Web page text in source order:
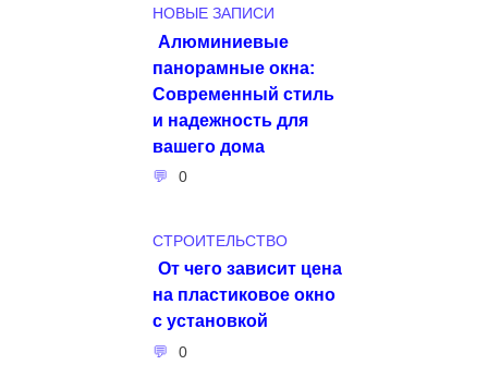
НОВЫЕ ЗАПИСИ
Алюминиевые
панорамные окна:
Современный стиль
и надежность для
вашего дома
0
СТРОИТЕЛЬСТВО
От чего зависит цена
на пластиковое окно
с установкой
0